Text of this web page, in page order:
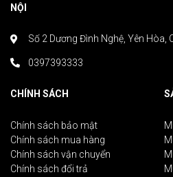
NỘI
Số 2 Dương Đình Nghệ, Yên Hòa,
0397393333
CHÍNH SÁCH
Chính sách bảo mật
Chính sách mua hàng
Chính sách vận chuyển
Chính sách đổi trả